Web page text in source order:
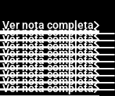
Ver nota completa
Ver nota completa
Ver nota completa
Ver nota completa
Ver nota completa
Ver nota completa
Ver nota completa
Ver nota completa
Ver nota completa
Ver nota completa